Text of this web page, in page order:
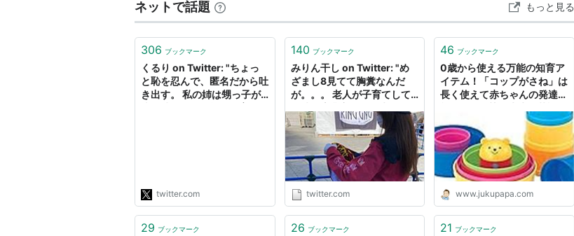
ネットで話題 もっと見る
306 ブックマーク
くるり on Twitter: "ちょっ
と恥を忍んで、匿名だから吐
き出す。 私の姉は甥っ子が0
た。可愛くてしょうがなかっ
た。"
twitter.com
140 ブックマーク
みりん干し on Twitter: "め
ざまし8見てて胸糞なんだ
が。。。 老人が子育てして
て消費税もないし、税率だっ
て今ほど高くないし、年金も
らえてるし 今の子育て世代
は共働きが当たり前 0歳から
保育園入れなきゃ貯金もほぼ
できない。出生数がこ…
https://t.co/JwmytD0mDp
"
twitter.com
46 ブックマーク
0歳から使える万能の知育ア
イテム！「コップがさね」は
長く使えて赤ちゃんの発達に
www.jukupapa.com
29 ブックマーク 26 ブックマーク 21 ブックマーク